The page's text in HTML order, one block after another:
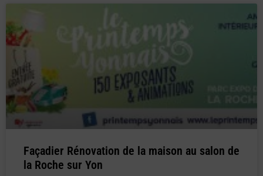
Façadier Rénovation de la maison au salon de
la Roche sur Yon